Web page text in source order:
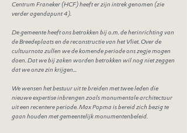
Centrum Franeker (HCF) heeft er zijn intrek genomen (zie
verder agendapunt 4).
De gemeente heeft ons betrokken bij o.m. de herinrichting van
de Breedeplaats en de reconstructie van het Vliet. Over de
cultuurnota zullen we de komende periode ons zegje mogen
doen. Dat we bij zaken worden betrokken wil nog niet zeggen
dat we onze zin krijgen...
We wensen het bestuur uit te breiden met twee leden die
nieuwe expertise inbrengen zoals monumentale architectuur
uit een recentere periode. Max Popma is bereid zich bezig te
gaan houden met gemeentelijk monumentenbeleid.